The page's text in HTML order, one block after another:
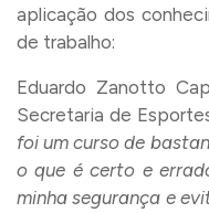
aplicação dos
de trabalho:
Eduardo Zanotto
Secretaria de
foi um curso de
o que é certo e
minha segurança e